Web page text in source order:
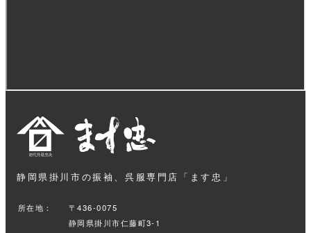
静岡県掛川市の振袖、呉服専門店「ます忠」
所在地：
〒436-0075
静岡県掛川市仁藤町3-1